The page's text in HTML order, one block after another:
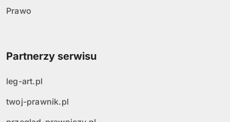
ó
w
Prawo
Partnerzy serwisu
leg-art.pl
twoj-prawnik.pl